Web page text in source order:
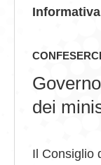
Informativa
dei
Il Consiglio